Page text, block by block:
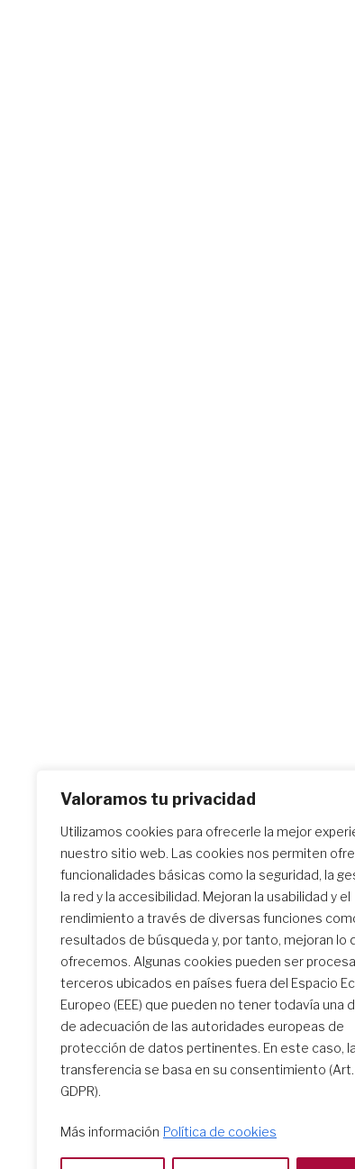
Valoramos tu privacidad
Utilizamos cookies para ofrecerle la mejor
nuestro sitio web. Las cookies nos permiten
funcionalidades básicas como la seguridad, la
la red y la accesibilidad. Mejoran la usabilidad y el
rendimiento a través de diversas funciones
resultados de búsqueda y, por tanto, mejoran lo
ofrecemos. Algunas cookies pueden ser
terceros ubicados en países fuera del Espacio
Europeo (EEE) que pueden no tener todavía una
de adecuación de las autoridades europeas de
protección de datos pertinentes. En este caso, la
transferencia se basa en su consentimiento (Art.
GDPR).
Más información Política de cookies
Zsófia Trásy hace sus primeros
votos en Budapest